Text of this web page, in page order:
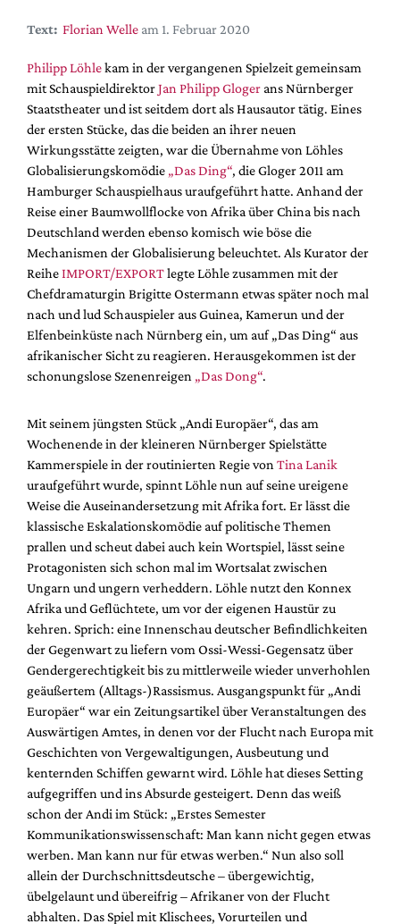
Alle Hefte
Leseproben
Podcast
Service
Shop / Abo
Newsletter
Redaktion
Autor:innen
Partner
Mediadaten
Suche
Text: Florian Welle am 1. Februar 2020
Philipp Löhlekam in der vergangenen Spielzeit gemeinsam
mit SchauspieldirektorJan Philipp Gloger ans Nürnberger
Staatstheater und ist seitdem dort als Hausautor tätig. Eines
der ersten Stücke, das die beiden an ihrer neuen
Wirkungsstätte zeigten, war die Übernahme von Löhles
Globalisierungskomödie „Das Ding“, die Gloger 2011 am
Hamburger Schauspielhaus uraufgeführt hatte. Anhand der
Reise einer Baumwollflocke von Afrika über China bis nach
Deutschland werden ebenso komisch wie böse die
Mechanismen der Globalisierung beleuchtet. Als Kurator der
ReiheIMPORT/EXPORTlegte Löhle zusammen mit der
Chefdramaturgin Brigitte Ostermann etwas später noch mal
nach und lud Schauspieler aus Guinea, Kamerun und der
Elfenbeinküste nach Nürnberg ein, um auf „Das Ding“ aus
afrikanischer Sicht zu reagieren. Herausgekommen ist der
schonungslose Szenenreigen „Das Dong“.
Mit seinem jüngsten Stück „Andi Europäer“, das am
Wochenende in der kleineren Nürnberger Spielstätte
Kammerspiele in der routinierten Regie von Tina Lanik
uraufgeführt wurde, spinnt Löhle nun auf seine ureigene
Weise die Auseinandersetzung mit Afrika fort. Er lässt die
klassische Eskalationskomödie auf politische Themen
prallen und scheut dabei auch kein Wortspiel, lässt seine
Protagonisten sich schon mal im Wortsalat zwischen
Ungarn und ungern verheddern. Löhle nutzt den Konnex
Afrika und Geflüchtete, um vor der eigenen Haustür zu
kehren. Sprich: eine Innenschau deutscher Befindlichkeiten
der Gegenwart zu liefern vom Ossi-Wessi-Gegensatz über
Gendergerechtigkeit bis zu mittlerweile wieder unverhohlen
geäußertem (Alltags-)Rassismus. Ausgangspunkt für „Andi
Europäer“ war ein Zeitungsartikel über Veranstaltungen des
Auswärtigen Amtes, in denen vor der Flucht nach Europa mit
Geschichten von Vergewaltigungen, Ausbeutung und
kenternden Schiffen gewarnt wird. Löhle hat dieses Setting
aufgegriffen und ins Absurde gesteigert. Denn das weiß
schon der Andi im Stück: „Erstes Semester
Kommunikationswissenschaft: Man kann nicht gegen etwas
werben. Man kann nur für etwas werben.“ Nun also soll
allein der Durchschnittsdeutsche – übergewichtig,
übelgelaunt und übereifrig – Afrikaner von der Flucht
abhalten. Das Spiel mit Klischees, Vorurteilen und